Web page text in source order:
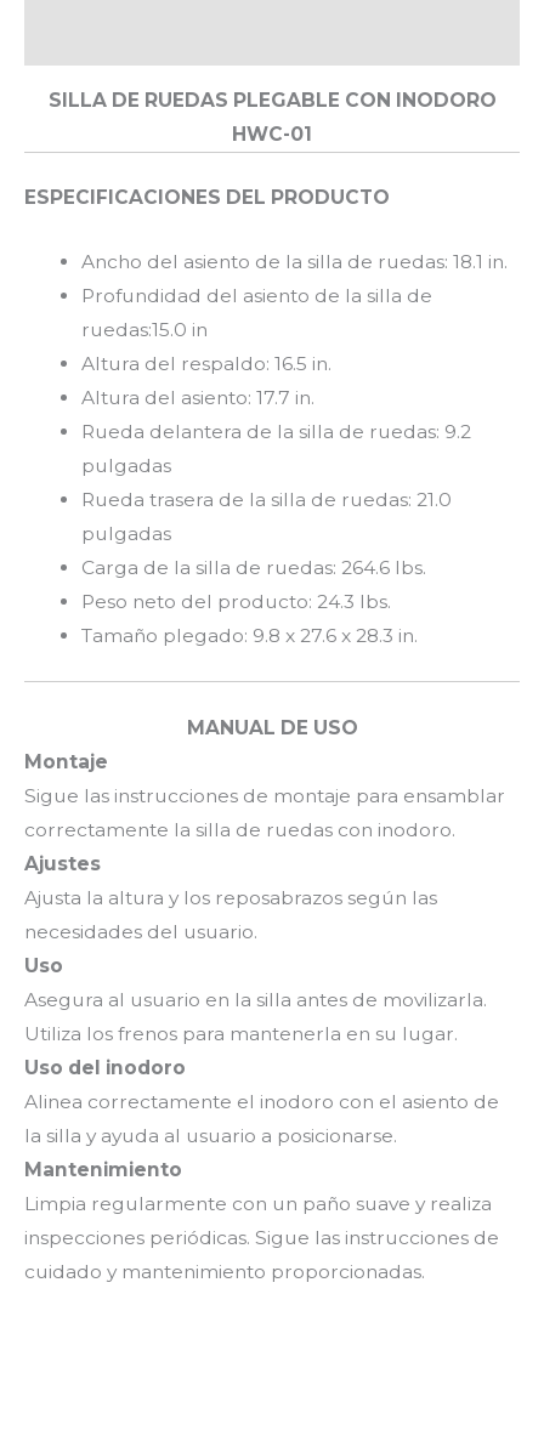
SILLA DE RUEDAS PLEGABLE CON INODORO
HWC-01
ESPECIFICACIONES DEL PRODUCTO
Ancho del asiento de la silla de ruedas: 18.1 in.
Profundidad del asiento de la silla de
ruedas:15.0 in
Altura del respaldo: 16.5 in.
Altura del asiento: 17.7 in.
Rueda delantera de la silla de ruedas: 9.2
pulgadas
Rueda trasera de la silla de ruedas: 21.0
pulgadas
Carga de la silla de ruedas: 264.6 lbs.
Peso neto del producto: 24.3 lbs.
Tamaño plegado: 9.8 x 27.6 x 28.3 in.
MANUAL DE USO
Montaje
Sigue las instrucciones de montaje para ensamblar
correctamente la silla de ruedas con inodoro.
Ajustes
Ajusta la altura y los reposabrazos según las
necesidades del usuario.
Uso
Asegura al usuario en la silla antes de movilizarla.
Utiliza los frenos para mantenerla en su lugar.
Uso del inodoro
Alinea correctamente el inodoro con el asiento de
la silla y ayuda al usuario a posicionarse.
Mantenimiento
Limpia regularmente con un paño suave y realiza
inspecciones periódicas. Sigue las instrucciones de
cuidado y mantenimiento proporcionadas.